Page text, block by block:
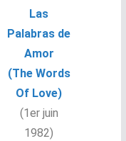
Las
Palabras de
Amor
(The Words
Of Love)
(1er juin
1982)